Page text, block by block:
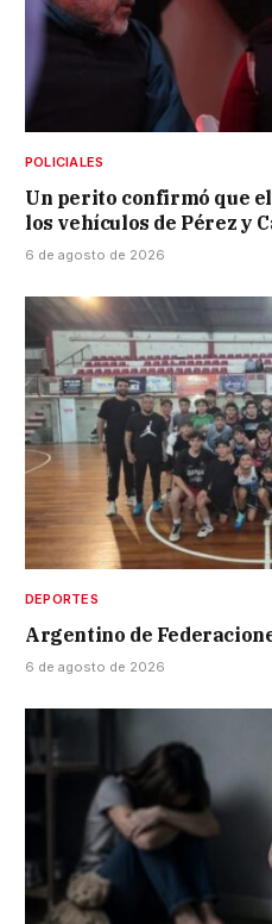
POLICIALES
Un perito confirmó que
los vehículos de Pérez y
6 de agosto de 2026
DEPORTES
Argentino de
6 de agosto de 2026